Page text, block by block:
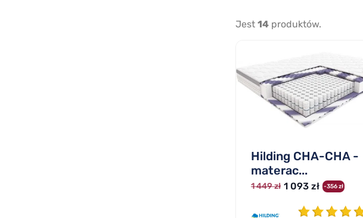
Jest 14 produktów.
Hilding CHA-CHA -
materac...
1 449 zł 1 093 zł -356 zł